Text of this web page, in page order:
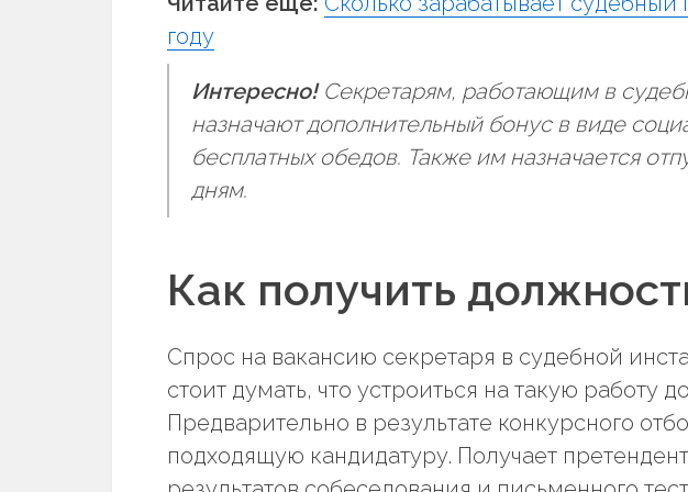
году
Интересно!Секретарям, работающим в
назначают дополнительный бонус в виде
бесплатных обедов. Также им назначается
дням.
Как получить
Спрос на вакансию секретаря в судебной
стоит думать, что устроиться на такую работу
Предварительно в результате конкурсного
подходящую кандидатуру. Получает